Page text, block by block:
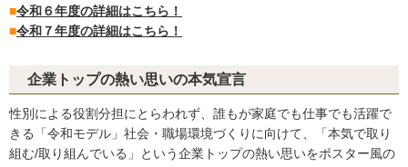
■令和６年度の詳細はこちら！
■令和７年度の詳細はこちら！
企業トップの熱い思いの本気宣言
性別による役割分担にとらわれず、誰もが家庭でも仕事でも活躍で
きる「令和モデル」社会・職場環境づくりに向けて、「本気で取り
組む/取り組んでいる」という企業トップの熱い思いをポスター風の